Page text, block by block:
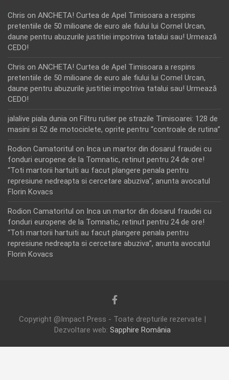
Chris on ANCHETA! Curtea de Apel Timisoara a respins
pretentiile de 50 milioane de euro ale fiului lui Cornel Urcan,
daune pentru abuzurile justitiei impotriva tatalui sau! Urmează
CEDO!
Chris on ANCHETA! Curtea de Apel Timisoara a respins
pretentiile de 50 milioane de euro ale fiului lui Cornel Urcan,
daune pentru abuzurile justitiei impotriva tatalui sau! Urmează
CEDO!
jalalive piala dunia on Filtru rutier pe strazile Timisoarei: 128 de
masini si 52 de motociclete, oprite pentru “controale de rutina”
Rodion Camatoritul on Inca un martor din dosarul fraudei cu
fonduri europene de la Tomnatic, retinut pentru 24 de ore!
“Toti martorii hartuiti au facut plangere penala pentru
represiune nedreapta si cercetare abuziva”, anunta avocatul
Florin Kovacs
Rodion Camatoritul on Inca un martor din dosarul fraudei cu
fonduri europene de la Tomnatic, retinut pentru 24 de ore!
“Toti martorii hartuiti au facut plangere penala pentru
represiune nedreapta si cercetare abuziva”, anunta avocatul
Florin Kovacs
Copyright @Impact Press - Toate drepturile rezervate |
Dezvoltare web: Sapphire România